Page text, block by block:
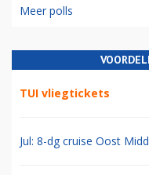
Meer polls
TUI vliegtickets
Jul: 8-dg cruise Oost